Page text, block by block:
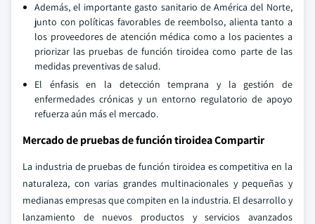
Además, el importante gasto sanitario de América del Norte,
junto con políticas favorables de reembolso, alienta tanto a
los proveedores de atención médica como a los pacientes a
priorizar las pruebas de función tiroidea como parte de las
medidas preventivas de salud.
El énfasis en la detección temprana y la gestión de
enfermedades crónicas y un entorno regulatorio de apoyo
refuerza aún más el mercado.
Mercado de pruebas de función tiroidea Compartir
La industria de pruebas de función tiroidea es competitiva en la
naturaleza, con varias grandes multinacionales y pequeñas y
medianas empresas que compiten en la industria. El desarrollo y
lanzamiento de nuevos productos y servicios avanzados